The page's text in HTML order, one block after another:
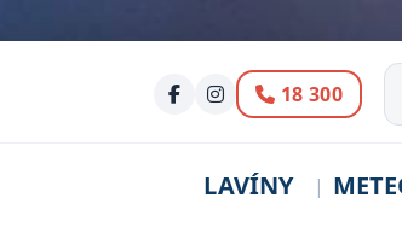
Volanie:
18 300
LAVÍNY